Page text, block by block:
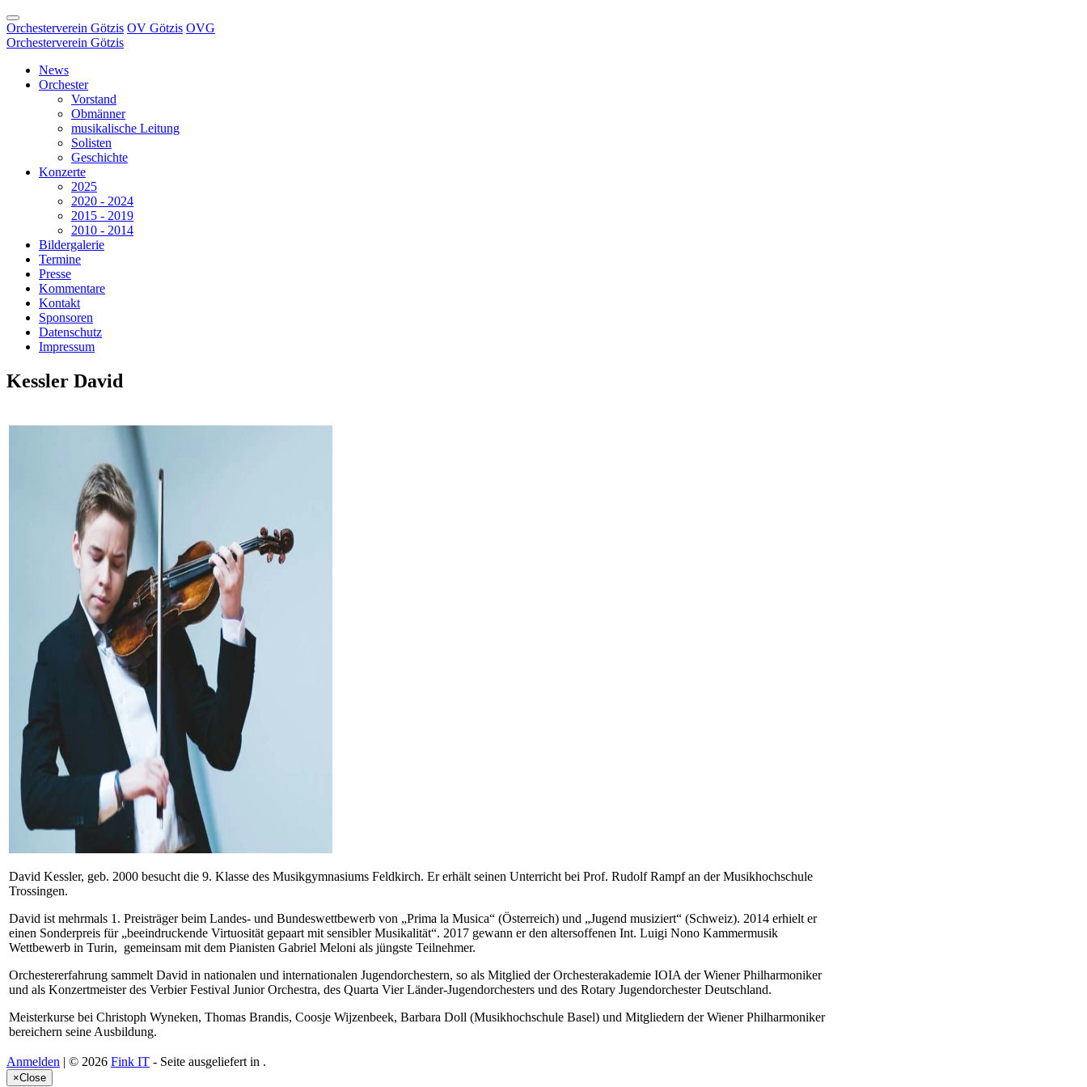
Orchesterverein Götzis OV Götzis OVG
Orchesterverein Götzis
News
Orchester
Vorstand
Obmänner
musikalische Leitung
Solisten
Geschichte
Konzerte
2025
2020 - 2024
2015 - 2019
2010 - 2014
Bildergalerie
Termine
Presse
Kommentare
Kontakt
Sponsoren
Datenschutz
Impressum
Kessler David
David Kessler, geb. 2000 besucht die 9. Klasse des Musikgymnasiums Feldkirch. Er erhält seinen Unterricht bei Prof. Rudolf Rampf an der Musikhochschule
Trossingen.
David ist mehrmals 1. Preisträger beim Landes- und Bundeswettbewerb von „Prima la Musica“ (Österreich) und „Jugend musiziert“ (Schweiz). 2014 erhielt er
einen Sonderpreis für „beeindruckende Virtuosität gepaart mit sensibler Musikalität“. 2017 gewann er den altersoffenen Int. Luigi Nono Kammermusik
Wettbewerb in Turin, gemeinsam mit dem Pianisten Gabriel Meloni als jüngste Teilnehmer.
Orchestererfahrung sammelt David in nationalen und internationalen Jugendorchestern, so als Mitglied der Orchesterakademie IOIA der Wiener Philharmoniker
und als Konzertmeister des Verbier Festival Junior Orchestra, des Quarta Vier Länder-Jugendorchesters und des Rotary Jugendorchester Deutschland.
Meisterkurse bei Christoph Wyneken, Thomas Brandis, Coosje Wijzenbeek, Barbara Doll (Musikhochschule Basel) und Mitgliedern der Wiener Philharmoniker
bereichern seine Ausbildung.
Anmelden | © 2026 Fink IT - Seite ausgeliefert in .
×Close